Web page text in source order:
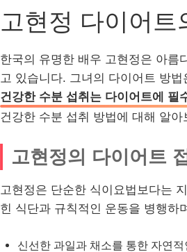
고현정 다이어트
한국의 유명한 배우 고현정은 아름
고 있습니다. 그녀의 다이어트 방
건강한 수분 섭취는 다이어트에 필
건강한 수분 섭취 방법에 대해 알아
고현정의 다이어트
고현정은 단순한 식이요법보다는
힌 식단과 규칙적인 운동을 병행하
신선한 과일과 채소를 통한 자연